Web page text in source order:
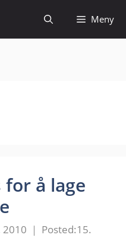
Meny
for å lage
2010
15.